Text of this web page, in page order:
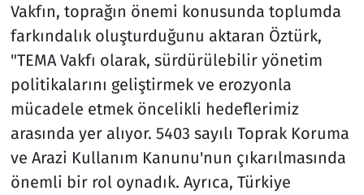
Vakfın, toprağın önemi konusunda toplumda
farkındalık oluşturduğunu aktaran Öztürk,
"TEMA Vakfı olarak, sürdürülebilir yönetim
politikalarını geliştirmek ve erozyonla
mücadele etmek öncelikli hedeflerimiz
arasında yer alıyor. 5403 sayılı Toprak Koruma
ve Arazi Kullanım Kanunu'nun çıkarılmasında
önemli bir rol oynadık. Ayrıca, Türkiye